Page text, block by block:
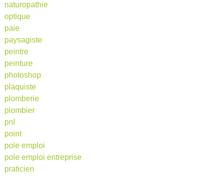
naturopathie
optique
paie
paysagiste
peintre
peinture
photoshop
plaquiste
plomberie
plombier
pnl
point
pole emploi
pole emploi entreprise
praticien